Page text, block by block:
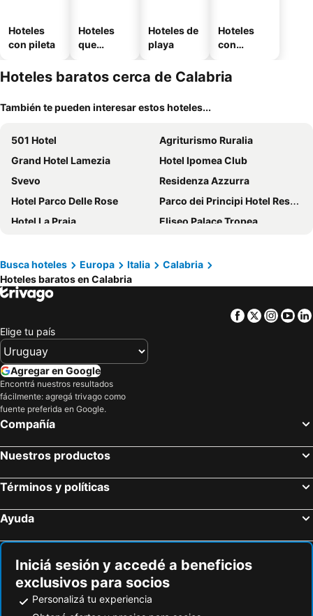
Hoteles
con pileta
Hoteles
que
mascotas
Hoteles de
playa
Hoteles
con
miento
Hoteles baratos cerca de Calabria
También te pueden interesar estos hoteles...
501 Hotel
Agriturismo Ruralia
Grand Hotel Lamezia
Hotel Ipomea Club
Svevo
Residenza Azzurra
Hotel Parco Delle Rose
Parco dei Principi Hotel Resort
Hotel La Praia
Eliseo Palace Tropea
Hotel Piccolo Mondo
Hotel Gran Duca
Hotel Niagara
Hotel Continental
Agriturismo Seaview
Hotel La Conca
Piccolo Hotel
Busca hoteles Europa Italia
Calabria
Hoteles baratos en Calabria
Facebook
Twitter
Elige tu país
Agregar en Google
Encontrá nuestros resultados
fácilmente: agregá trivago como
fuente preferida en Google.
Compañía
Nuestros productos
Términos y políticas
Ayuda
Iniciá sesión y accedé a beneficios
exclusivos para socios
Personalizá tu experiencia